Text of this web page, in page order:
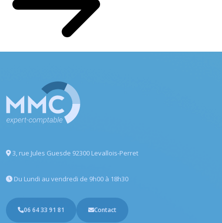
3, rue Jules Guesde 92300 Levallois-Perret
Du Lundi au vendredi de 9h00 à 18h30
06 64 33 91 81 Contact